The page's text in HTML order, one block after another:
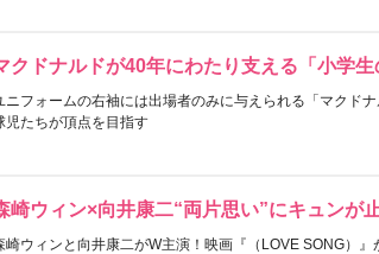
クドナルドが40年にわたり支える「小学生
ニフォームの右袖には出場者のみに与えられる「マクド
児たちが頂点を目指す
崎ウィン×向井康二“両片思い”にキュンが
崎ウィンと向井康二がW主演！映画『（LOVE SONG）